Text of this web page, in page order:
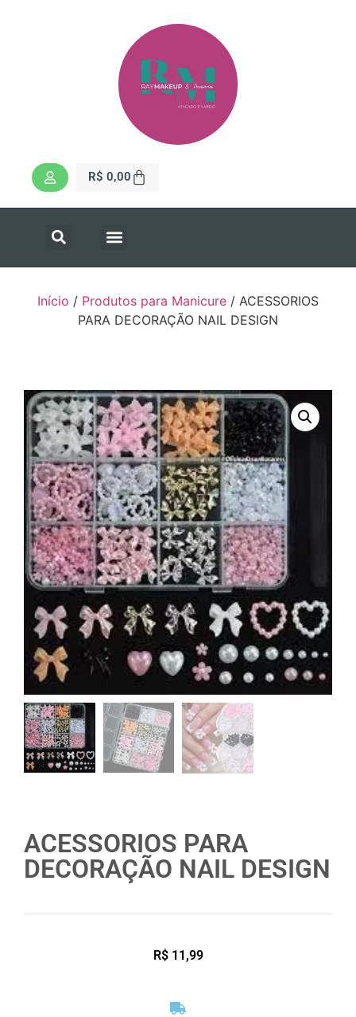
R$ 0,00
Início / Produtos para Manicure / ACESSORIOS
PARA DECORAÇÃO NAIL DESIGN
ACESSORIOS PARA
DECORAÇÃO NAIL DESIGN
R$11,99